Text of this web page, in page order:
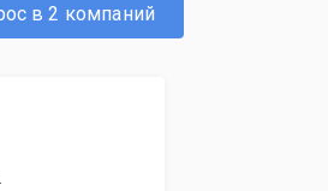
в 2 компаний